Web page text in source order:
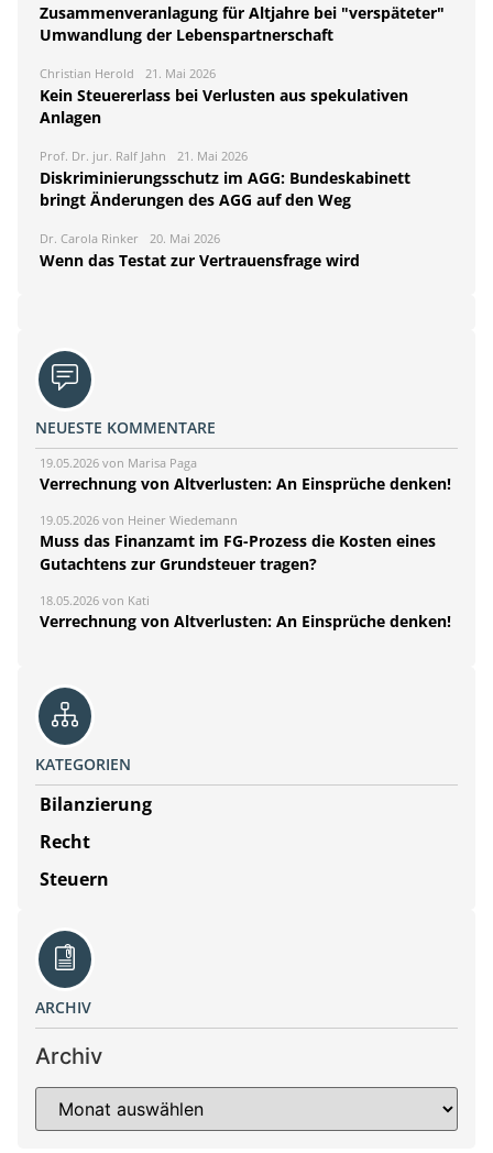
Zusammenveranlagung für Altjahre bei "verspäteter"
Umwandlung der Lebenspartnerschaft
Christian Herold 21. Mai 2026
Kein Steuererlass bei Verlusten aus spekulativen
Anlagen
Prof. Dr. jur. Ralf Jahn 21. Mai 2026
Diskriminierungsschutz im AGG: Bundeskabinett
bringt Änderungen des AGG auf den Weg
Dr. Carola Rinker 20. Mai 2026
Wenn das Testat zur Vertrauensfrage wird
NEUESTE KOMMENTARE
19.05.2026 von Marisa Paga
Verrechnung von Altverlusten: An Einsprüche denken!
19.05.2026 von Heiner Wiedemann
Muss das Finanzamt im FG-Prozess die Kosten eines
Gutachtens zur Grundsteuer tragen?
18.05.2026 von Kati
Verrechnung von Altverlusten: An Einsprüche denken!
KATEGORIEN
Bilanzierung
Recht
Steuern
ARCHIV
Archiv